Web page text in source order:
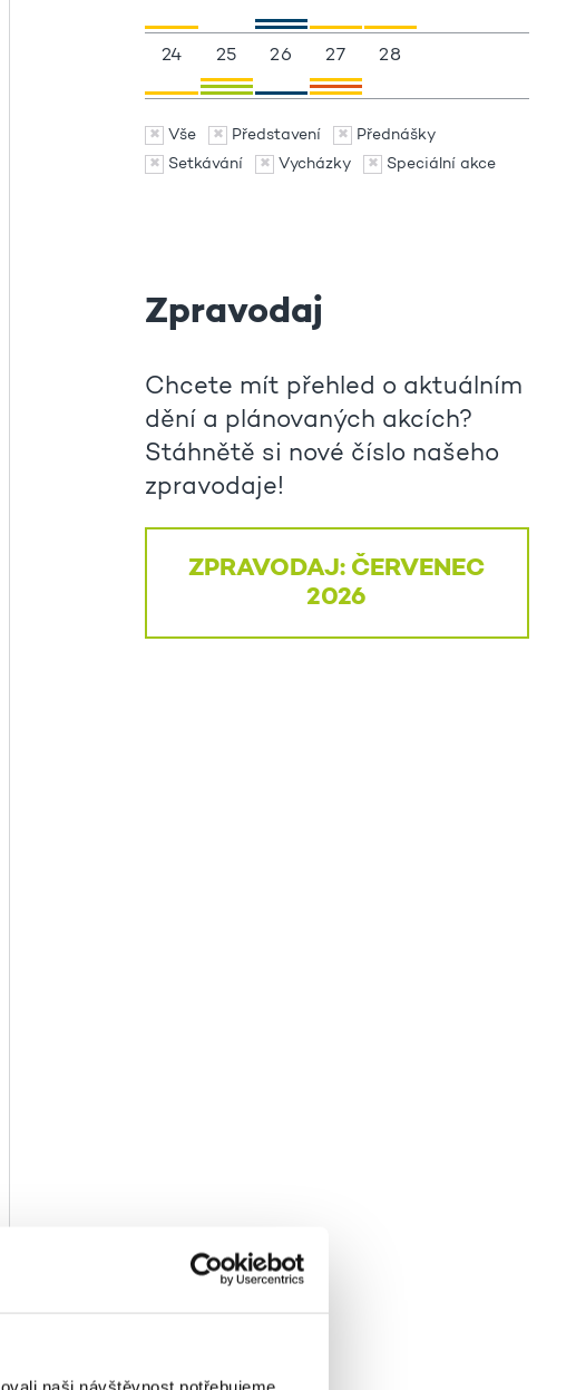
24 25 26 27 28
Vše Představení
Přednášky
Setkávání
Vycházky Speciální akce
Zpravodaj
Chcete mít přehled o aktuálním
dění a plánovaných akcích?
Stáhnětě si nové číslo našeho
zpravodaje!
ZPRAVODAJ: ČERVENEC
2026